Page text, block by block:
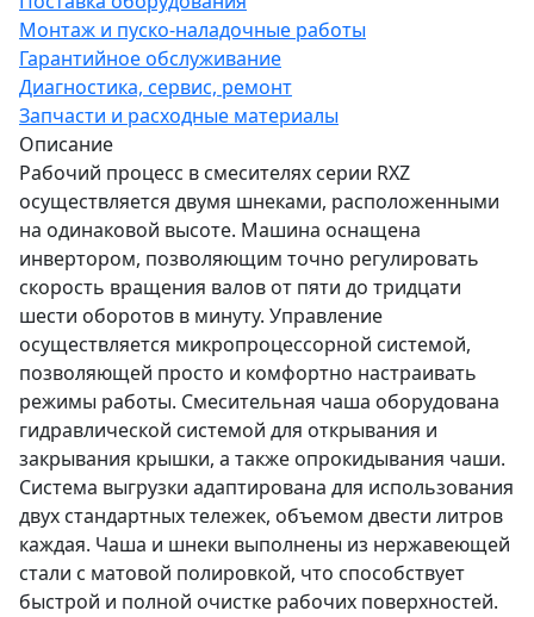
Монтаж и пуско-наладочные работы
Гарантийное обслуживание
Диагностика, сервис, ремонт
Запчасти и расходные материалы
Описание
Рабочий процесс в смесителях серии RXZ
осуществляется двумя шнеками, расположенными
на одинаковой высоте. Машина оснащена
инвертором, позволяющим точно регулировать
скорость вращения валов от пяти до тридцати
шести оборотов в минуту. Управление
осуществляется микропроцессорной системой,
позволяющей просто и комфортно настраивать
режимы работы. Смесительная чаша оборудована
гидравлической системой для открывания и
закрывания крышки, а также опрокидывания чаши.
Система выгрузки адаптирована для использования
двух стандартных тележек, объемом двести литров
каждая. Чаша и шнеки выполнены из нержавеющей
стали с матовой полировкой, что способствует
быстрой и полной очистке рабочих поверхностей.